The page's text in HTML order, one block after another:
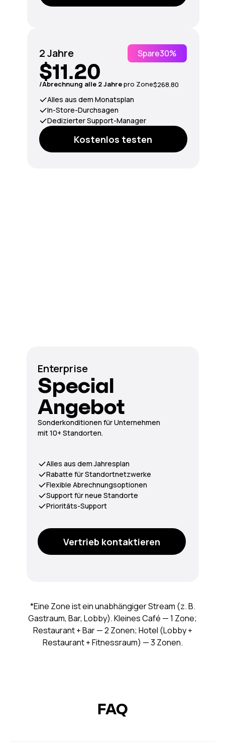
2 Jahre Spare30%
$11.20
/Abrechnung alle 2 Jahrepro Zone$268.80
Alles aus dem Monatsplan
In-Store-Durchsagen
Dedizierter Support-Manager
Kostenlos testen
*Eine Zone ist ein unabhängiger Stream (z. B.
Gastraum, Bar, Lobby). Kleines Café — 1 Zone;
Restaurant + Bar — 2 Zonen; Hotel (Lobby +
Restaurant + Fitnessraum) — 3 Zonen.
Enterprise
Special
Angebot
Sonderkonditionen für Unternehmen
mit 10+ Standorten.
Vertrieb kontaktieren
Alles aus dem Jahresplan
Rabatte für Standortnetzwerke
Flexible Abrechnungsoptionen
Support für neue Standorte
Prioritäts-Support
FAQ